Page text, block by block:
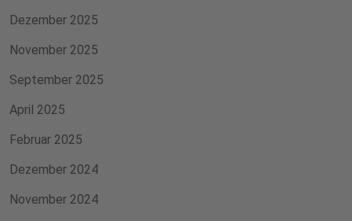
Dezember 2025
November 2025
September 2025
April 2025
Februar 2025
Dezember 2024
November 2024